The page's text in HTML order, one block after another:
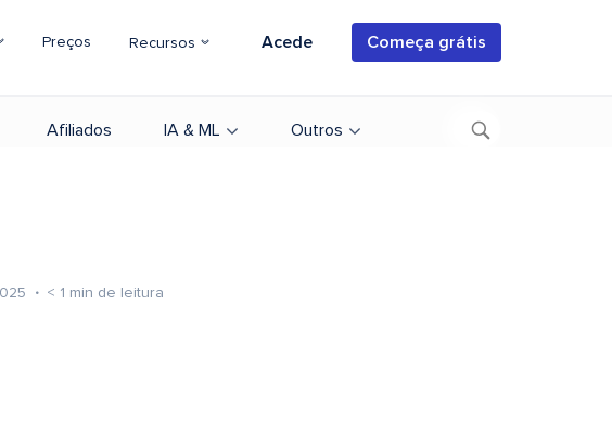
Preços Recursos Acede Começa grátis
Afiliados IA & ML Outros
< 1 min de leitura